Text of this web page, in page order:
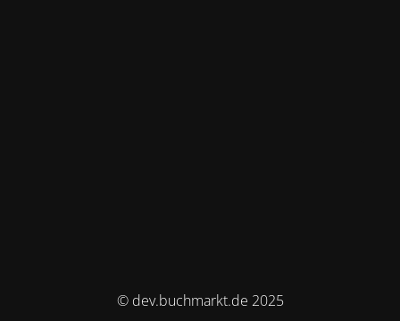
© dev.buchmarkt.de 2025